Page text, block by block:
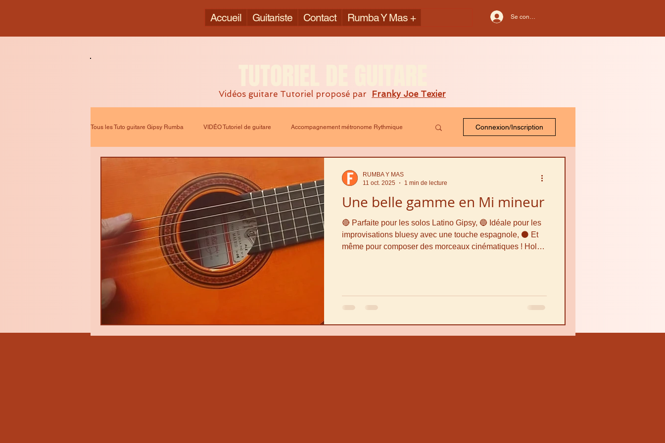
Accueil Guitariste Contact Rumba Y Mas + Se connecter
Vidéos guitare Tutoriel proposé par Franky Joe Texier
Tous les Tuto guitare Gipsy Rumba VIDÉO Tutoriel de guitare Accompagnement métronome Rythmique Connexion/Inscription
Une belle gamme en Mi mineur
🔴 Parfaite pour les solos Latino Gipsy, 🔵 Idéale pour les
improvisations bluesy avec une touche espagnole, ⚫ Et
même pour composer des morceaux cinématiques ! Hola,
🎸🔥 Tu veux ajouter une touche passionnée, dramatique,
ou typiquement ibérique à tes solos ? Cette gamme est un
RUMBA Y MAS
11 oct. 2025
1 min de lecture